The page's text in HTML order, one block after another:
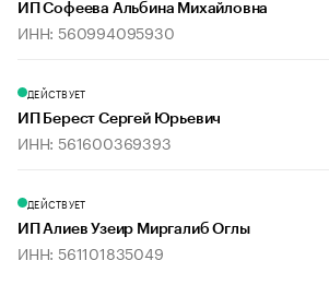
ИП Софеева Альбина Михайловна
ИНН: 560994095930
ДЕЙСТВУЕТ
ИП Берест Сергей Юрьевич
ИНН: 561600369393
ДЕЙСТВУЕТ
ИП Алиев Узеир Миргалиб Оглы
ИНН: 561101835049